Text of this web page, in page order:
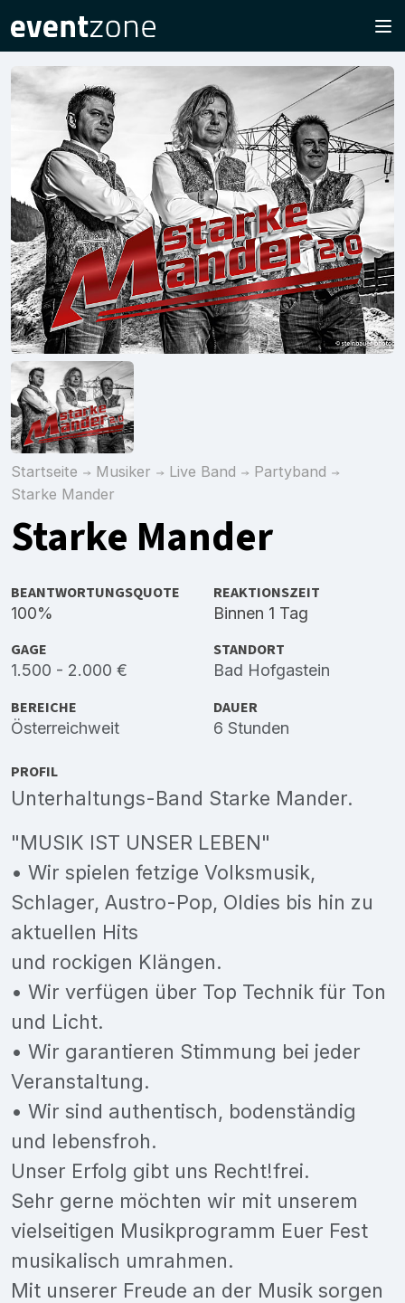
Startseite Musiker Live Band
Partyband
Starke Mander
Starke Mander
BEANTWORTUNGSQUOTE
100%
REAKTIONSZEIT
Binnen 1 Tag
GAGE
1.500 - 2.000 €
STANDORT
Bad Hofgastein
BEREICHE
Österreichweit
DAUER
6 Stunden
PROFIL
Unterhaltungs-Band Starke Mander.
"MUSIK IST UNSER LEBEN"
• Wir spielen fetzige Volksmusik,
Schlager, Austro-Pop, Oldies bis hin zu
aktuellen Hits
und rockigen Klängen.
• Wir verfügen über Top Technik für Ton
und Licht.
• Wir garantieren Stimmung bei jeder
Veranstaltung.
• Wir sind authentisch, bodenständig
und lebensfroh.
Unser Erfolg gibt uns Recht!frei.
Sehr gerne möchten wir mit unserem
vielseitigen Musikprogramm Euer Fest
musikalisch umrahmen.
Mit unserer Freude an der Musik sorgen